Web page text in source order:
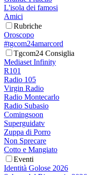
L'isola dei famosi
Amici
Rubriche
Oroscopo
#tgcom24amarcord
Tgcom24 Consiglia
Mediaset Infinity
R101
Radio 105
Virgin Radio
Radio Montecarlo
Radio Subasio
Comingsoon
Superguidatv
Zuppa di Porro
Non Sprecare
Cotto e Mangiato
Eventi
Identità Golose 2026